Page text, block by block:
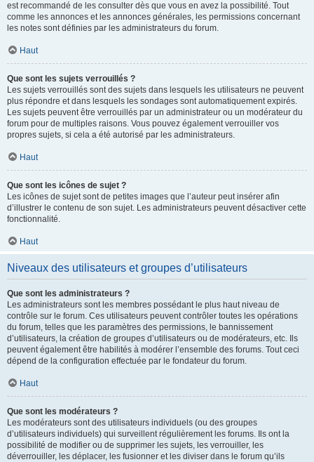
est recommandé de les consulter dès que vous en avez la possibilité. Tout
comme les annonces et les annonces générales, les permissions concernant
les notes sont définies par les administrateurs du forum.
Haut
Que sont les sujets verrouillés ?
Les sujets verrouillés sont des sujets dans lesquels les utilisateurs ne peuvent
plus répondre et dans lesquels les sondages sont automatiquement expirés.
Les sujets peuvent être verrouillés par un administrateur ou un modérateur du
forum pour de multiples raisons. Vous pouvez également verrouiller vos
propres sujets, si cela a été autorisé par les administrateurs.
Haut
Que sont les icônes de sujet ?
Les icônes de sujet sont de petites images que l’auteur peut insérer afin
d’illustrer le contenu de son sujet. Les administrateurs peuvent désactiver cette
fonctionnalité.
Haut
Niveaux des utilisateurs et groupes d’utilisateurs
Que sont les administrateurs ?
Les administrateurs sont les membres possédant le plus haut niveau de
contrôle sur le forum. Ces utilisateurs peuvent contrôler toutes les opérations
du forum, telles que les paramètres des permissions, le bannissement
d’utilisateurs, la création de groupes d’utilisateurs ou de modérateurs, etc. Ils
peuvent également être habilités à modérer l’ensemble des forums. Tout ceci
dépend de la configuration effectuée par le fondateur du forum.
Haut
Que sont les modérateurs ?
Les modérateurs sont des utilisateurs individuels (ou des groupes
d’utilisateurs individuels) qui surveillent régulièrement les forums. Ils ont la
possibilité de modifier ou de supprimer les sujets, les verrouiller, les
déverrouiller, les déplacer, les fusionner et les diviser dans le forum qu’ils